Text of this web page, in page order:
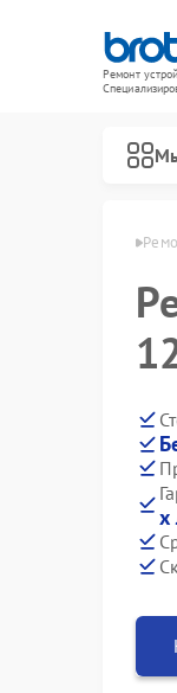
Ремонт
в Мурманске
х